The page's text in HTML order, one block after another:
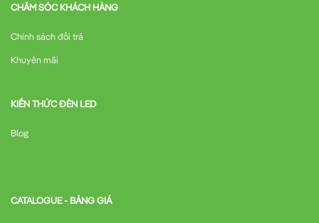
CHĂM SÓC KHÁCH HÀNG
Chính sách đổi trả
Khuyến mãi
KIẾN THỨC ĐÈN LED
Blog
CATALOGUE - BẢNG GIÁ